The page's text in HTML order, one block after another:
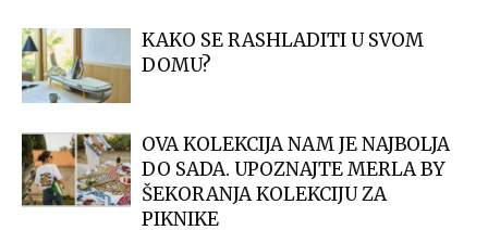
KAKO SE RASHLADITI U SVOM
DOMU?
OVA KOLEKCIJA NAM JE NAJBOLJA
DO SADA. UPOZNAJTE MERLA BY
ŠEKORANJA KOLEKCIJU ZA
PIKNIKE